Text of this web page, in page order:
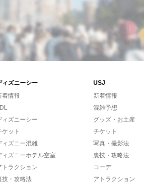
ィズニーシー
USJ
着情報
ィズニーシー
ケット
ィズニー混雑
ィズニーホテル空室
トラクション
技・攻略法
新着情報
混雑予想
グッズ・お土産
チケット
写真・撮影法
裏技・攻略法
コーデ
アトラクション